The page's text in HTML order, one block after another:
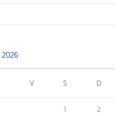
V S D
1 2